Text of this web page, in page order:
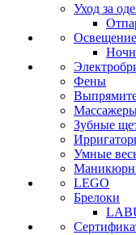
Уход за
Освещение
Фены
Зубные
Умные
LEGO
Брелоки